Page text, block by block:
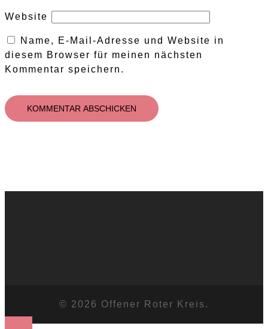
Website
Name, E-Mail-Adresse und Website in
diesem Browser für meinen nächsten
Kommentar speichern.
© 2026 Offener Roter Kreis.